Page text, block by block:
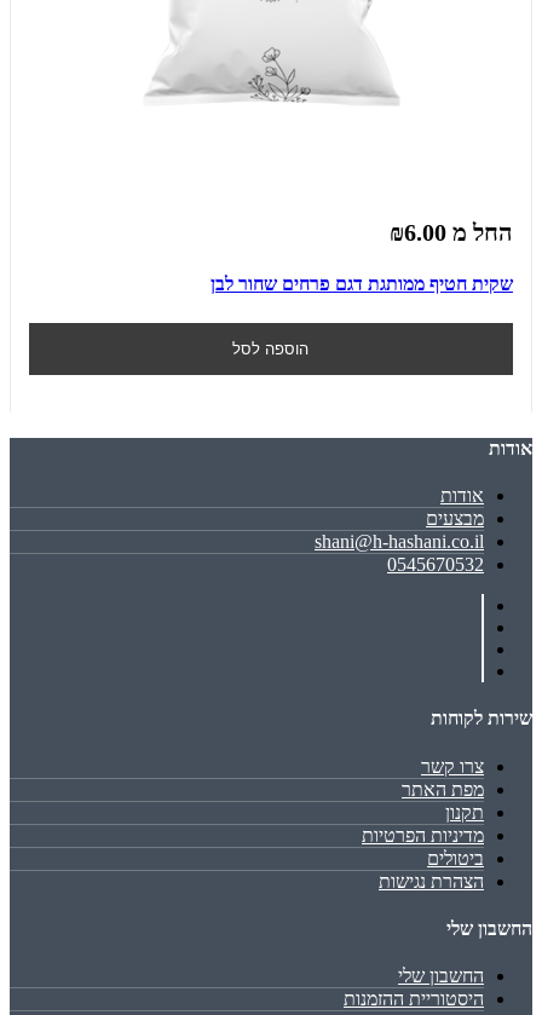
החל מ ₪6.00
שקית חטיף ממותגת דגם פרחים שחור לבן
הוספה לסל
אודות
אודות
מבצעים
shani@h-hashani.co.il
0545670532
שירות לקוחות
צרו קשר
מפת האתר
תקנון
מדיניות הפרטיות
ביטולים
הצהרת נגישות
החשבון שלי
החשבון שלי
היסטוריית ההזמנות